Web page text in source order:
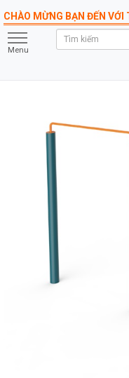
CHÀO MỪNG BẠN ĐẾN
Menu